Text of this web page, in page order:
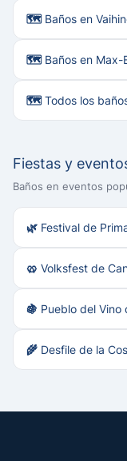
🗺 Baños en
🗺 Baños en Max-
🗺 Todos los
Fiestas y
Baños en eventos
🌿 Festival de
🥨 Volksfest de
🍇 Pueblo del
🌾 Desfile de la